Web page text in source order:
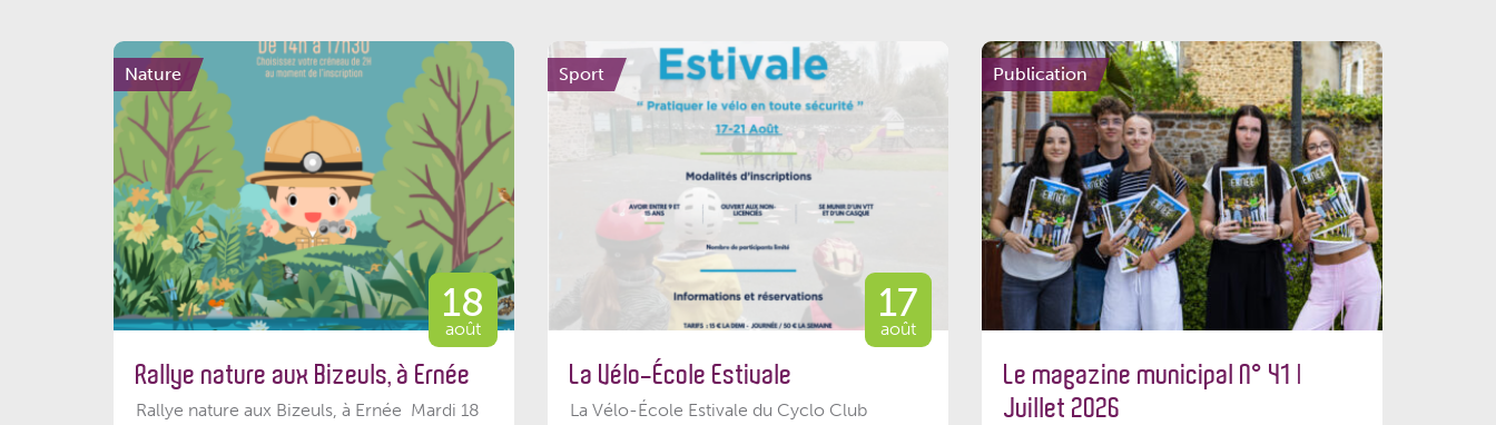
Nature
18
août
Rallye nature aux Bizeuls, à Ernée
Rallye nature aux Bizeuls, à Ernée Mardi 18
Sport
17
août
La Vélo-École Estivale
La Vélo-École Estivale du Cyclo Club
Publication
Le magazine municipal N° 41 |
Juillet 2026